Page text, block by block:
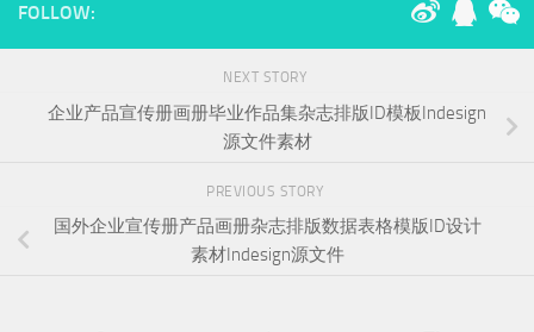
FOLLOW:
NEXT STORY
企业产品宣传册画册毕业作品集杂志排版ID模板Indesign
源文件素材
PREVIOUS STORY
国外企业宣传册产品画册杂志排版数据表格模版ID设计
素材Indesign源文件